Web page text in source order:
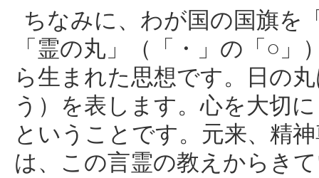
ちなみに、わが国の国旗を
「霊の丸」（「・」の「○
ら生まれた思想です。日の
う）を表します。心を大切
ということです。元来、精
は、この言霊の教えからき